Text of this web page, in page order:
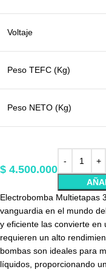
Voltaje
Peso TEFC (Kg)
Peso NETO (Kg)
$ 4.500.000
Electrobomba Multietapas
vanguardia en el mundo
y eficiente las convierte en
requieren un alto
bombas son ideales para
líquidos, proporcionando